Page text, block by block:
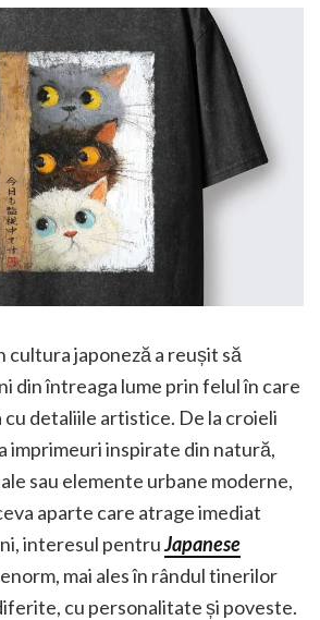
cultura japoneză a reușit să
din întreaga lume prin felul în care
detaliile artistice. De la croieli
imprimeuri inspirate din natură,
sau elemente urbane moderne,
aparte care atrage imediat
interesul pentruJapanese
mai ales în rândul tinerilor
cu personalitate și poveste.